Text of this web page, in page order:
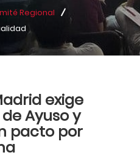
Regional
exige
Ayuso y
pacto por